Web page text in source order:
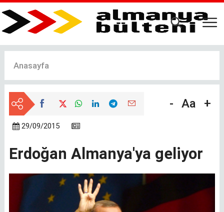
Ana
içeriğe
Anasayfa
- Aa +
29/09/2015
Erdoğan Almanya'ya geliyor